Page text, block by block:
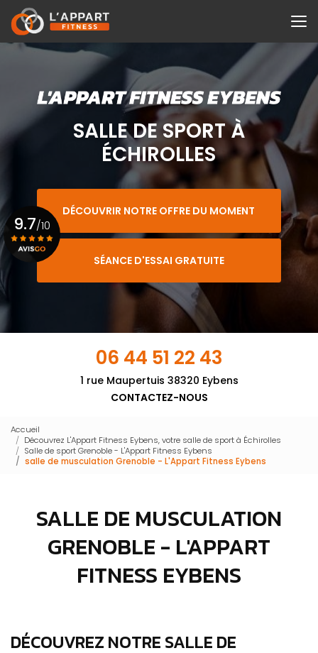
au
contenu
principal
SALLE DE SPORT À
ÉCHIROLLES
DÉCOUVRIR NOTRE OFFRE DU MOMENT
SÉANCE D'ESSAI GRATUITE
06 44 51 22 43
1 rue Maupertuis 38320 Eybens
CONTACTEZ-NOUS
9.7/10
Accueil
Découvrez L'Appart Fitness Eybens, votre salle de sport à Échirolles
Salle de sport Grenoble - L'Appart Fitness Eybens
salle de musculation Grenoble - L'Appart Fitness Eybens
SALLE DE MUSCULATION
GRENOBLE - L'APPART
FITNESS EYBENS
DÉCOUVREZ NOTRE SALLE DE